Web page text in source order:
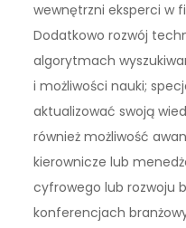
wewnętrzni eksperci w
Dodatkowo rozwój
algorytmach
i możliwości nauki;
aktualizować swoją
również możliwość
kierownicze lub
cyfrowego lub rozwoju
konferencjach